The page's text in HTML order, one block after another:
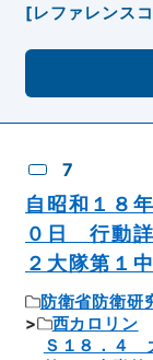
[レファレンス
7
自昭和１８
０日 行動
２大隊第１
防衛省防衛研
西カロリン
Ｓ１８．４